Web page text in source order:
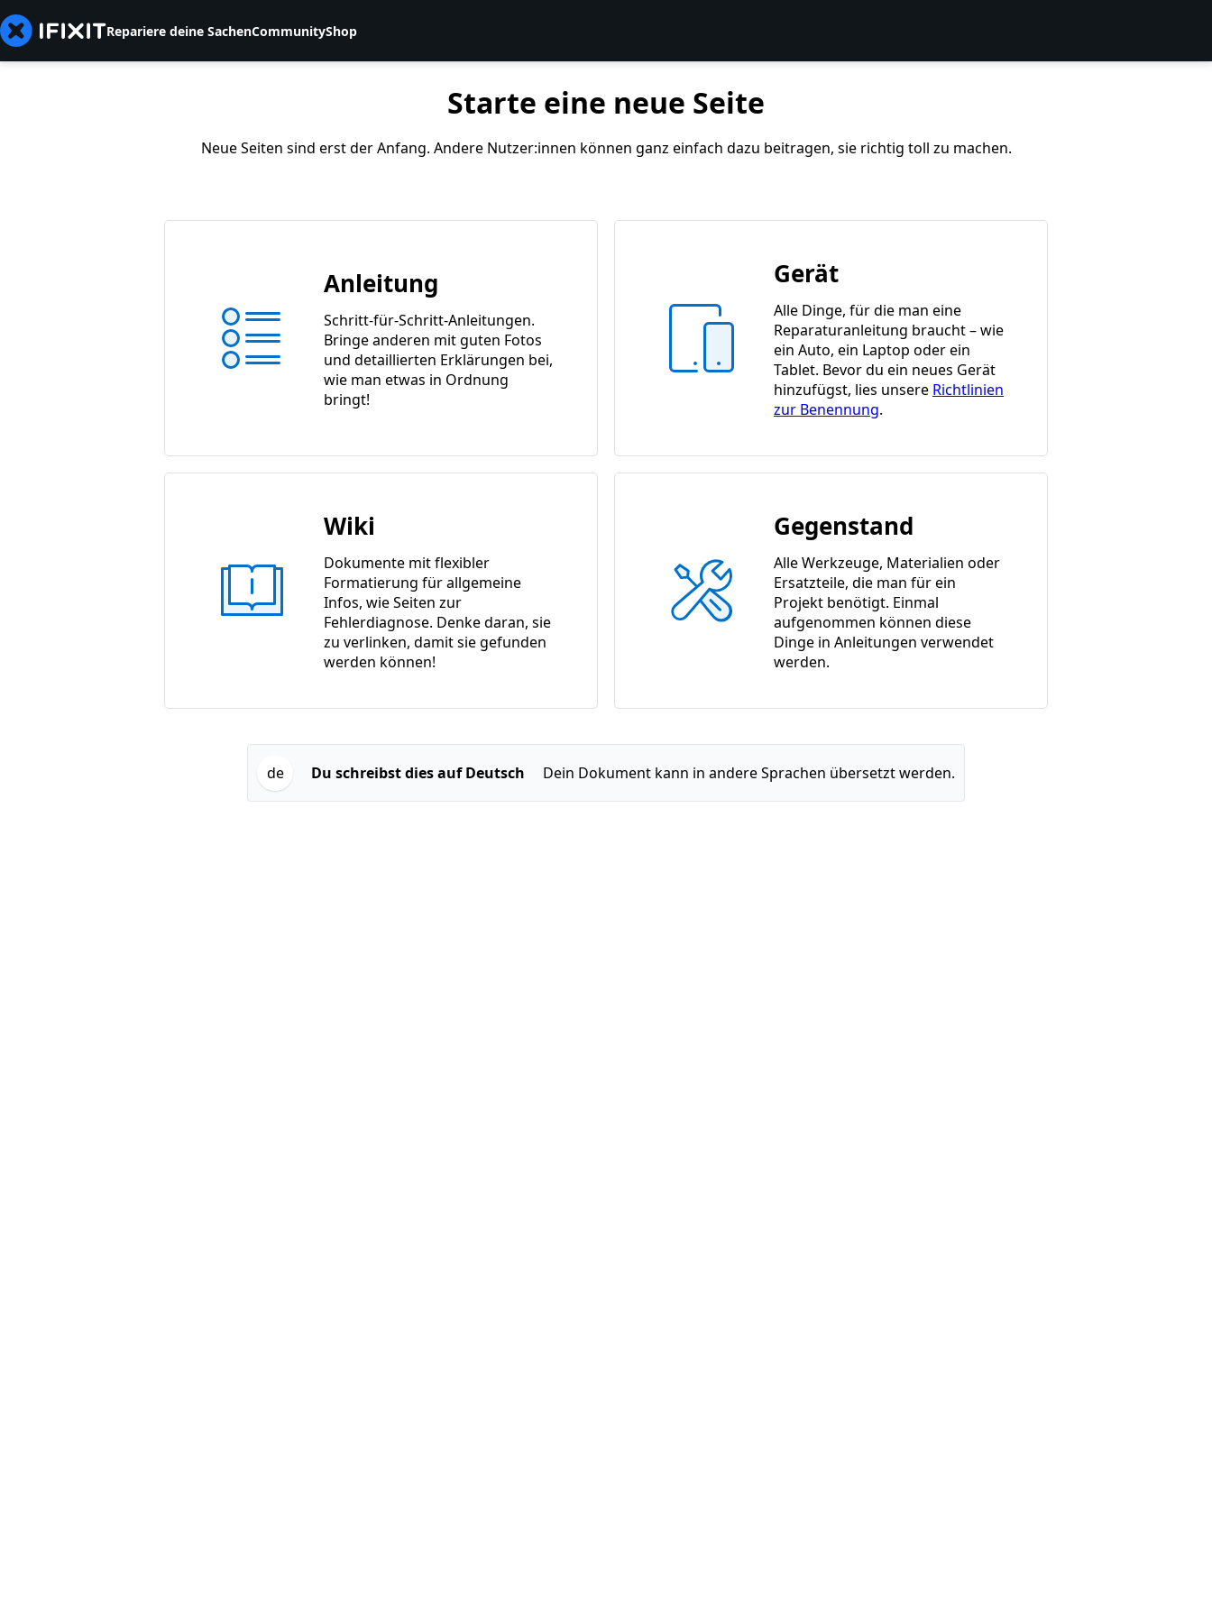
Repariere deine SachenCommunityShop
Starte eine neue Seite
Neue Seiten sind erst der Anfang. Andere Nutzer:innen können ganz einfach dazu beitragen, sie richtig toll zu machen.
Anleitung
Schritt-für-Schritt-Anleitungen.
Bringe anderen mit guten Fotos
und detaillierten Erklärungen bei,
wie man etwas in Ordnung
bringt!
Gerät
Alle Dinge, für die man eine
Reparaturanleitung braucht – wie
ein Auto, ein Laptop oder ein
Tablet. Bevor du ein neues Gerät
hinzufügst, lies unsere Richtlinien
zur Benennung.
Wiki
Dokumente mit flexibler
Formatierung für allgemeine
Infos, wie Seiten zur
Fehlerdiagnose. Denke daran, sie
zu verlinken, damit sie gefunden
werden können!
Gegenstand
Alle Werkzeuge, Materialien oder
Ersatzteile, die man für ein
Projekt benötigt. Einmal
aufgenommen können diese
Dinge in Anleitungen verwendet
werden.
de Du schreibst dies auf Deutsch Dein Dokument kann in andere Sprachen übersetzt werden.